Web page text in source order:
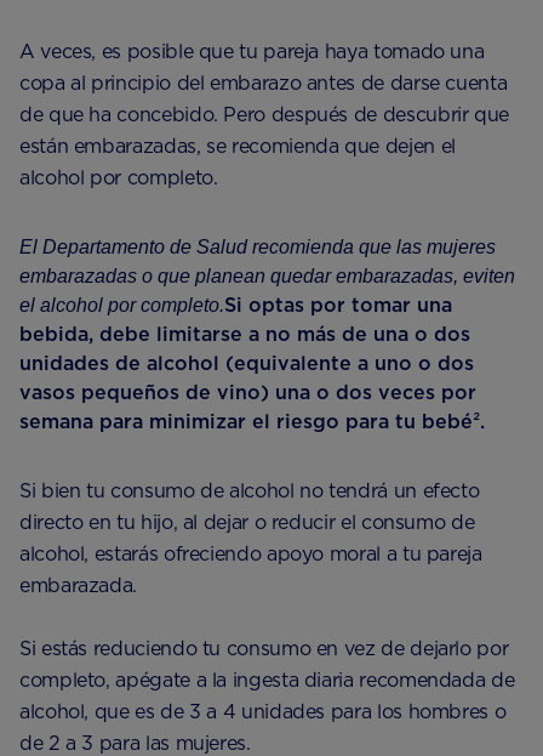
A veces, es posible que tu pareja haya tomado una
copa al principio del embarazo antes de darse cuenta
de que ha concebido. Pero después de descubrir que
están embarazadas, se recomienda que dejen el
alcohol por completo.
El Departamento de Salud recomienda que las mujeres
embarazadas o que planean quedar embarazadas, eviten
el alcohol por completo.Si optas por tomar una
bebida, debe limitarse a no más de una o dos
unidades de alcohol (equivalente a uno o dos
vasos pequeños de vino) una o dos veces por
semana para minimizar el riesgo para tu bebé².
Si bien tu consumo de alcohol no tendrá un efecto
directo en tu hijo, al dejar o reducir el consumo de
alcohol, estarás ofreciendo apoyo moral a tu pareja
embarazada.
Si estás reduciendo tu consumo en vez de dejarlo por
completo, apégate a la ingesta diaria recomendada de
alcohol, que es de 3 a 4 unidades para los hombres o
de 2 a 3 para las mujeres.